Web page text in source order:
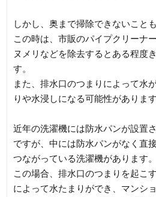
しかし、奥まで掃除できないこと
この時は、市販のパイプクリーナ
ヌメリなどを除去するとある程度
す。
また、排水口のつまりによって水
りや水浸しになる可能性があります
近年の洗濯機には防水パンが設置
ですが、中には防水パンがなく直
つながっている洗濯機があります。
この場合、排水口のつまりを起こ
によって水たまりができ、マンシ